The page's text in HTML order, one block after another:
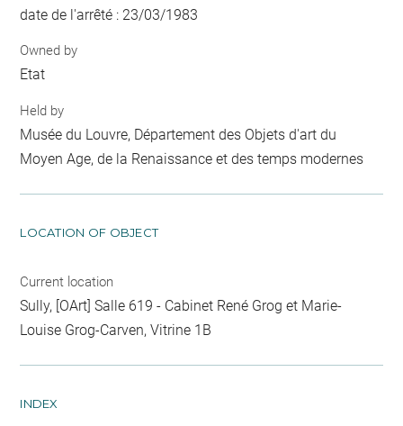
date de l'arrêté : 23/03/1983
Owned by
Etat
Held by
Musée du Louvre, Département des Objets d'art du
Moyen Age, de la Renaissance et des temps modernes
LOCATION OF OBJECT
Current location
Sully, [OArt] Salle 619 - Cabinet René Grog et Marie-
Louise Grog-Carven, Vitrine 1B
INDEX